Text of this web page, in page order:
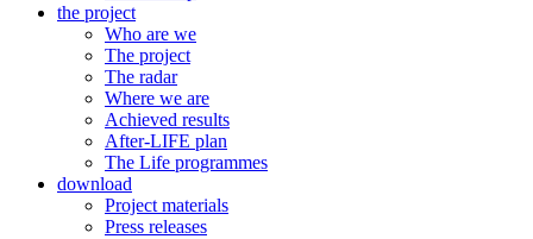
the project
Who are we
The project
The radar
Where we are
Achieved results
After-LIFE plan
The Life programmes
download
Project materials
Press releases